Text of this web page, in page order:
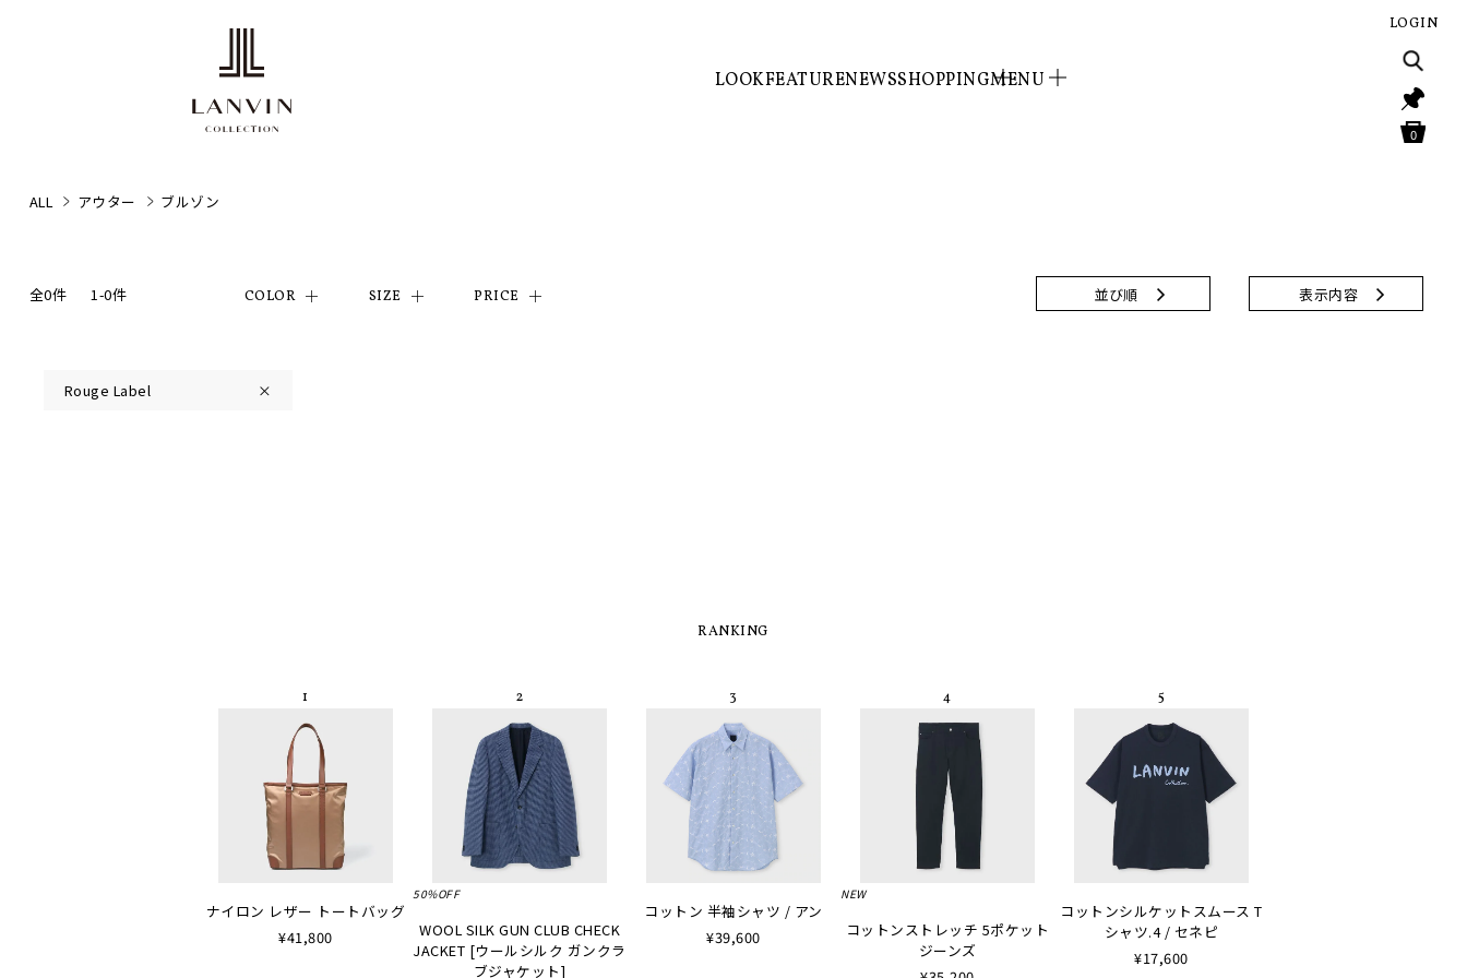
LOOKFEATURENEWSSHOPPINGMENU
LOGIN
0
ALL アウター ブルゾン
全0件 1-0件 COLOR SIZE PRICE 並び順 表示内容
Rouge Label ×
RANKING
ナイロン レザー トートバッグ
¥41,800
50%OFF
WOOL SILK GUN CLUB CHECK
JACKET [ウールシルク ガンクラ
ブジャケット]
コットン 半袖シャツ / アン
¥39,600
NEW
コットンストレッチ 5ポケット
ジーンズ
コットンシルケットスムース T
シャツ.4 / セネピ
¥17,600